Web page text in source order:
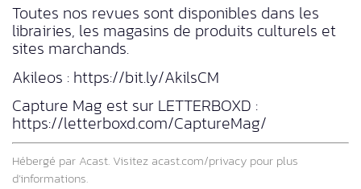
Toutes nos revues sont disponibles dans les
librairies, les magasins de produits culturels et
sites marchands.
Akileos : https://bit.ly/AkilsCM
Capture Mag est sur LETTERBOXD :
https://letterboxd.com/CaptureMag/
Hébergé par Acast. Visitez acast.com/privacy pour plus
d’informations.